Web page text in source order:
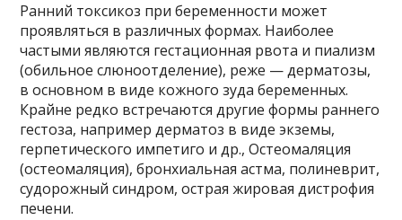
Ранний токсикоз при беременности может
проявляться в различных формах. Наиболее
частыми являются гестационная рвота и пиализм
(обильное слюноотделение), реже — дерматозы,
в основном в виде кожного зуда беременных.
Крайне редко встречаются другие формы раннего
гестоза, например дерматоз в виде экземы,
герпетического импетиго и др., Остеомаляция
(остеомаляция), бронхиальная астма, полиневрит,
судорожный синдром, острая жировая дистрофия
печени.